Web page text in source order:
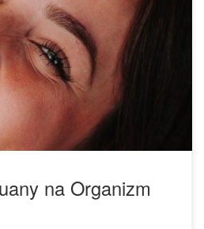
przychodzi ci pewnie na myśl
Jednak jak się okazuje,
a co jest w tym jeszcze
korzystają z zalet marihuany.
i medycznej marihuany
[…]
na Organizm